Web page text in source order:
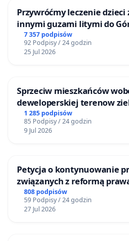
Przywróćmy leczenie dzieci
innymi guzami litymi do
Centrum Zdrowia Dziecka
7 357 podpisów
92 Podpisy / 24 godzin
25 Jul 2026
Sprzeciw mieszkańców
deweloperskiej terenow
Bulwarów Straceńskich w
1 285 podpisów
85 Podpisy / 24 godzin
9 Jul 2026
Petycja o kontynuowanie
związanych z reformą
808 podpisów
59 Podpisy / 24 godzin
27 Jul 2026